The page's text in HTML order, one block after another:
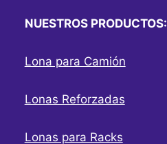
NUESTROS PRODUCTOS:
Lona para Camión
Lonas Reforzadas
Lonas para Racks